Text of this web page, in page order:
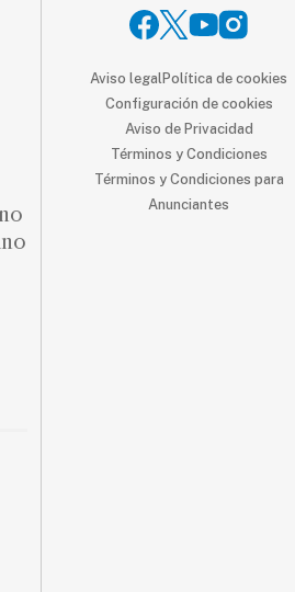
Aviso legalPolítica de cookies
Configuración de cookies
Aviso de Privacidad
Términos y Condiciones
Términos y Condiciones para
Anunciantes